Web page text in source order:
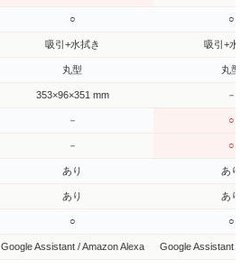
○ ○
吸引+水拭き 吸引+水
丸型 丸型
353×96×351 mm －
－ ○
－ ○
あり あり
あり あり
○ ○
Google Assistant / Amazon Alexa Google Assistant /